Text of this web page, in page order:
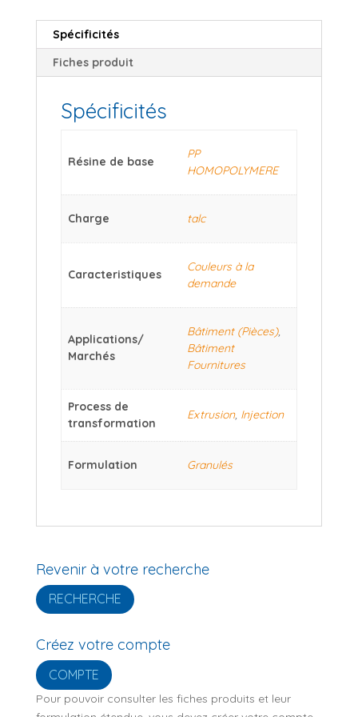
Spécificités
Fiches produit
Spécificités
Résine de base
PP
HOMOPOLYMERE
Charge talc
Caracteristiques
Couleurs à la
demande
Applications/
Marchés
Bâtiment (Pièces),
Bâtiment
Fournitures
Process de
transformation
Extrusion, Injection
Formulation Granulés
Revenir à votre recherche
RECHERCHE
Créez votre compte
COMPTE
Pour pouvoir consulter les fiches produits et leur